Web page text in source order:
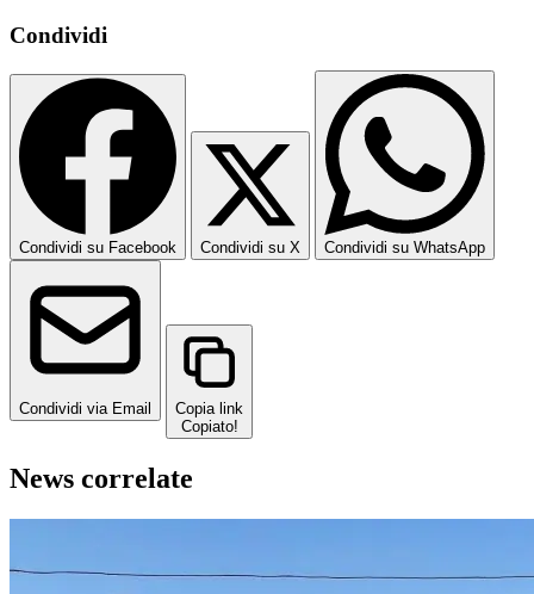
Condividi
Condividi su Facebook Condividi su X Condividi su WhatsApp
Condividi via Email
Copia link
Copiato!
News correlate